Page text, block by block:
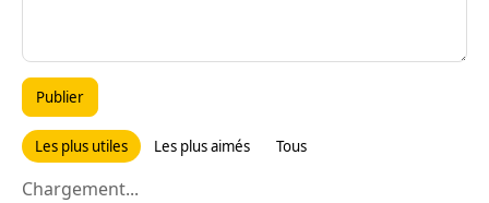
Publier
Les plus utiles Les plus aimés Tous
Chargement...